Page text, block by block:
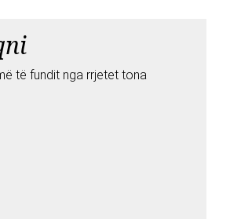
të fundit nga rrjetet tona